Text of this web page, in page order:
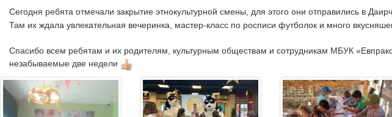
Сегодня ребята отмечали закрытие этнокультурной смены, для этого они отправились в
Там их ждала увлекательная вечеринка, мастер-класс по росписи футболок и много
Спасибо всем ребятам и их родителям, культурным обществам и сотрудникам МБУК
незабываемые две недели